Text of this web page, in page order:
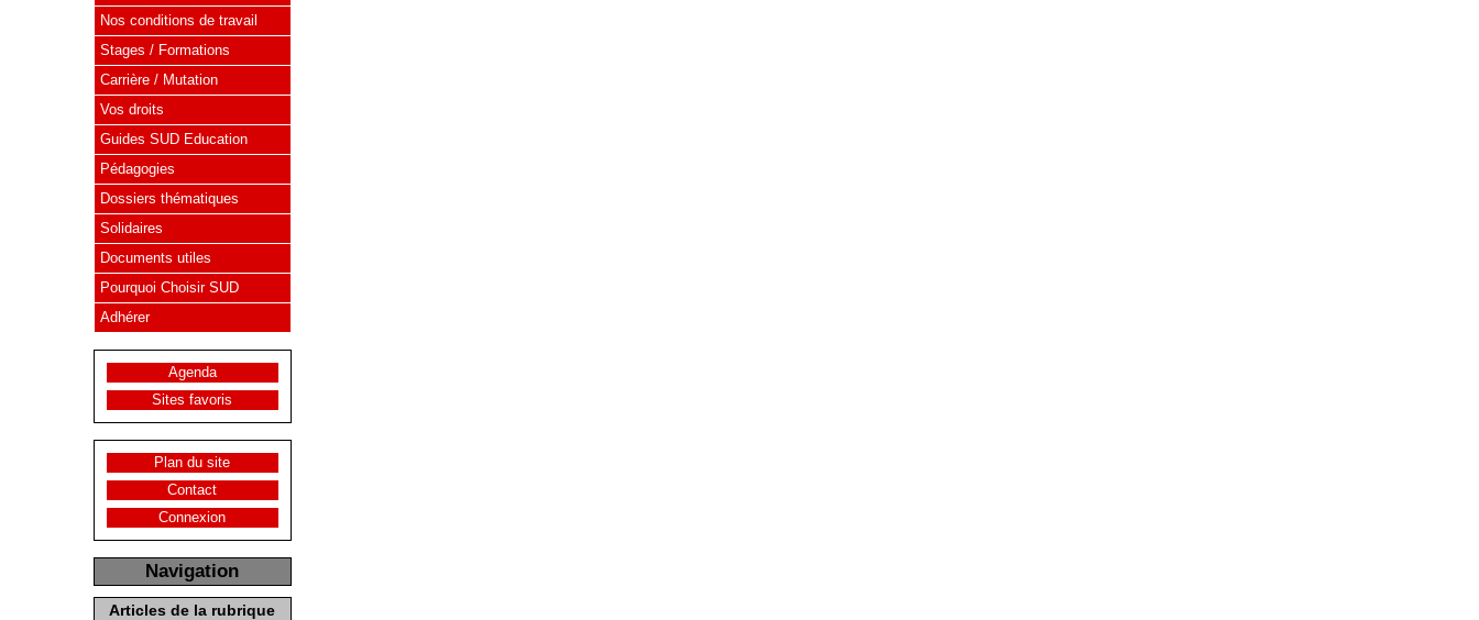
Nos conditions de travail
Stages / Formations
Carrière / Mutation
Vos droits
Guides SUD Education
Pédagogies
Dossiers thématiques
Solidaires
Documents utiles
Pourquoi Choisir SUD
Adhérer
Agenda
Sites favoris
Plan du site
Contact
Connexion
Navigation
Articles de la rubrique